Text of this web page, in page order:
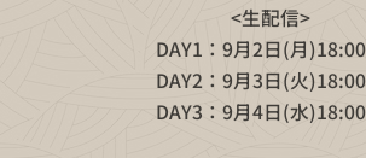
<生配信>
DAY1：9月2日(月
DAY2：9月3日(火
DAY3：9月4日(水